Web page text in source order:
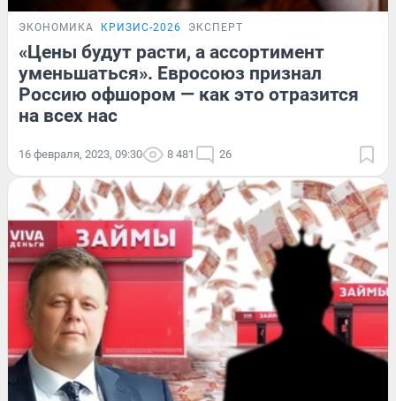
ЭКОНОМИКА КРИЗИС-2026 ЭКСПЕРТ
«Цены будут расти, а ассортимент
уменьшаться». Евросоюз признал
Россию офшором — как это отразится
на всех нас
16 февраля, 2023, 09:30 8 481 26